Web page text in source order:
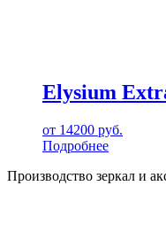
Elysium
от 14200 руб.
Подробнее
Производство зеркал и